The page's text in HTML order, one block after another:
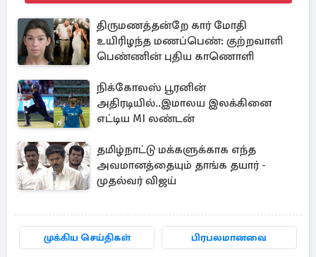
திருமணத்தன்றே கார் மோதி
உயிரிழந்த மணப்பெண்: குற்றவாளி
பெண்ணின் புதிய காணொளி
நிக்கோலஸ் பூரனின்
அதிரடியில்..இமாலய இலக்கினை
எட்டிய MI லண்டன்
தமிழ்நாட்டு மக்களுக்காக எந்த
அவமானத்தையும் தாங்க தயார் -
முதல்வர் விஜய்
முக்கிய செய்திகள் பிரபலமானவை